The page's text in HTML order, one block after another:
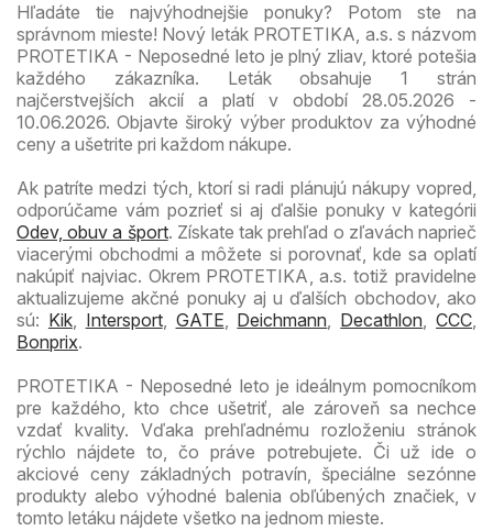
Hľadáte tie najvýhodnejšie ponuky? Potom ste na
správnom mieste! Nový leták PROTETIKA, a.s. s názvom
PROTETIKA - Neposedné leto je plný zliav, ktoré potešia
každého zákazníka. Leták obsahuje 1 strán
najčerstvejších akcií a platí v období 28.05.2026 -
10.06.2026. Objavte široký výber produktov za výhodné
ceny a ušetrite pri každom nákupe.
Ak patríte medzi tých, ktorí si radi plánujú nákupy vopred,
odporúčame vám pozrieť si aj ďalšie ponuky v kategórii
Odev, obuv a šport. Získate tak prehľad o zľavách naprieč
viacerými obchodmi a môžete si porovnať, kde sa oplatí
nakúpiť najviac. Okrem PROTETIKA, a.s. totiž pravidelne
aktualizujeme akčné ponuky aj u ďalších obchodov, ako
sú: Kik, Intersport, GATE, Deichmann, Decathlon,CCC,
Bonprix.
PROTETIKA - Neposedné leto je ideálnym pomocníkom
pre každého, kto chce ušetriť, ale zároveň sa nechce
vzdať kvality. Vďaka prehľadnému rozloženiu stránok
rýchlo nájdete to, čo práve potrebujete. Či už ide o
akciové ceny základných potravín, špeciálne sezónne
produkty alebo výhodné balenia obľúbených značiek, v
tomto letáku nájdete všetko na jednom mieste.